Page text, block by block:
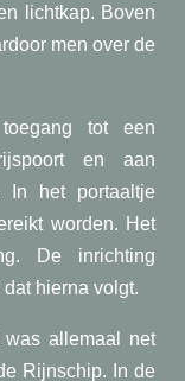
lichtkap. Boven
men over de
tot een
en aan
In het portaaltje
worden. Het
De inrichting
hierna volgt.
allemaal net
Rijnschip. In de